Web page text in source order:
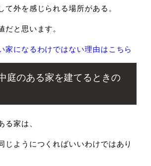
て外を感じられる場所がある。
だと思います。
家になるわけではない理由はこちら
庭のある家を建てるときの
家は、
じようにつくればいいわけではあり